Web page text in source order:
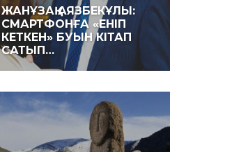
ЖАНҰЗАҚ АЯЗБЕКҰЛЫ:
СМАРТФОНҒА «ЕНІП
КЕТКЕН» БУЫН КІТАП
САТЫП…